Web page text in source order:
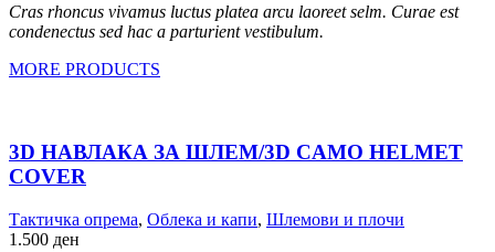
Cras rhoncus vivamus luctus platea arcu laoreet selm. Curae est
condenectus sed hac a parturient vestibulum.
MORE PRODUCTS
3D НАВЛАКА ЗА ШЛЕМ/3D CAMO HELMET
COVER
Тактичка опрема, Облека и капи, Шлемови и плочи
1.500 ден